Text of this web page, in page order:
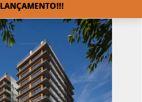
LANÇAMENTO!!!